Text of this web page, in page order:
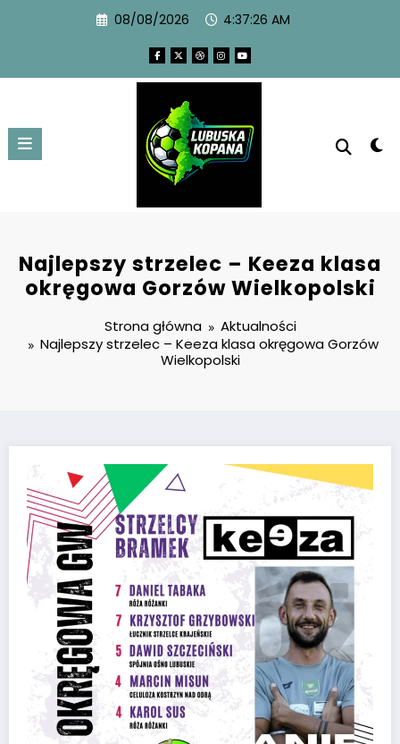
08/08/2026 4:37:27 AM
Najlepszy strzelec – Keeza klasa
okręgowa Gorzów Wielkopolski
Strona główna
Aktualności
Najlepszy strzelec – Keeza klasa okręgowa Gorzów
Wielkopolski